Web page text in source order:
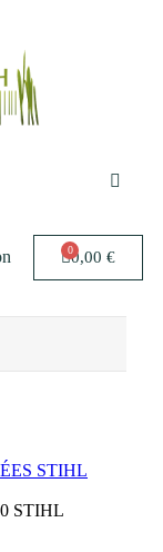
0,00 €
STIHL
STIHL